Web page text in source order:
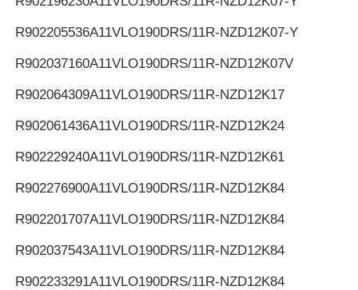
R902205536A11VLO190DRS/11R-NZD12K07-Y
R902037160A11VLO190DRS/11R-NZD12K07V
R902064309A11VLO190DRS/11R-NZD12K17
R902061436A11VLO190DRS/11R-NZD12K24
R902229240A11VLO190DRS/11R-NZD12K61
R902276900A11VLO190DRS/11R-NZD12K84
R902201707A11VLO190DRS/11R-NZD12K84
R902037543A11VLO190DRS/11R-NZD12K84
R902233291A11VLO190DRS/11R-NZD12K84